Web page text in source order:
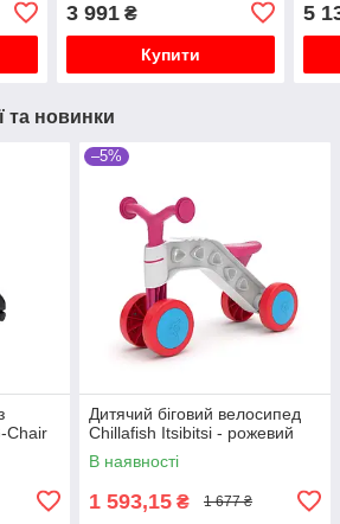
3 991₴
Купити
5
та новинки
Chair
–5%
Дитячий біговий велосипед
Chillafish Itsibitsi - рожевий
В наявності
1 593,15 ₴ 1 677 ₴